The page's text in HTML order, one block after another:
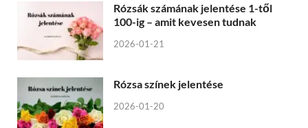
Rózsák számának jelentése 1-től
100-ig – amit kevesen tudnak
2026-01-21
Rózsa színek jelentése
2026-01-20